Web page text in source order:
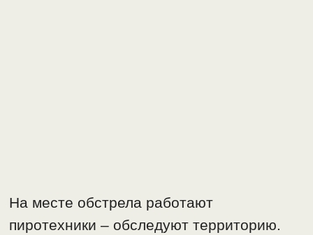
На месте обстрела работают
пиротехники – обследуют территорию.